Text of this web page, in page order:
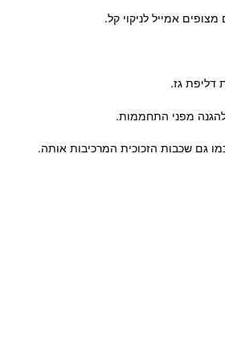
אמייל לניקוי קל.
דליפת גז.
מפני התחממות.
גם שכבות הזכוכית המרכיבות אותה.